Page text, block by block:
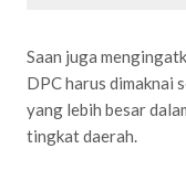
Saan juga
DPC harus dimaknai
yang lebih besar
tingkat daerah.